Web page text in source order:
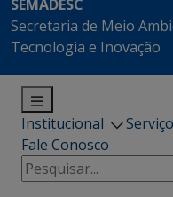
SEMADESC
Secretaria de Meio
Tecnologia e Inovação
Institucional
Fale Conosco
Pesquisar
por: